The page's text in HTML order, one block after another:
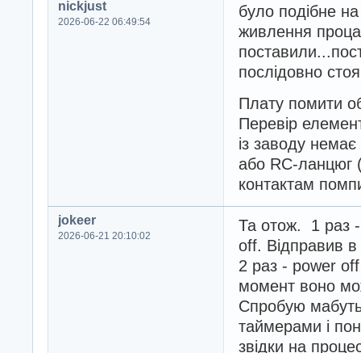
nickjust
2026-06-22 06:49:54
було подібне
живлення
послідовно
Плату помити
Перевір
із заводу
або RC-ланцюг
контактам
jokeer
2026-06-21 20:10:02
Та отож. 1 раз -
off. Відправив в
2 раз - power
момент воно
Спробую
таймерами і
звідки на